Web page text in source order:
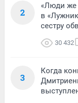
2
«Люди же
в
сестру
30 432
3
Когда